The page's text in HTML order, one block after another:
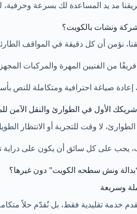
مد يد المساعدة لك بسرعة وحرفية،
شركة ونشات بالكويت؟
نؤمن أن كل دقيقة في المواقف
من الفنيين المهرة والمركبات
إعادة صياغة احترافية ومتكاملة للنص
الأول في الطوارئ والنقل الآمن
لا وقت للتجربة أو الانتظار
يجب على كل سائق أن يكون على دراية
“بدالة ونش سطحه الكويت” دون غيرها؟
وسريعة
خدمة تقليدية فقط، بل نُقدّم حلاً